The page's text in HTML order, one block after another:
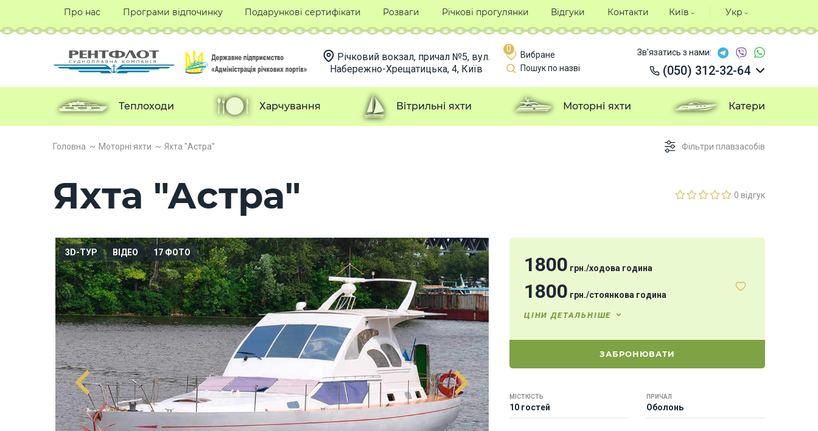
Головна Моторні яхти Яхта "Астра" Фільтри плавзасобів
0 відгук
Яхта "Астра"
3D-ТУР ВІДЕО 17 ФОТО
1800 грн./ходова година
1800 грн./стоянкова година
ЦІНИ ДЕТАЛЬНІШЕ
ЗАБРОНЮВАТИ
МІСТКІСТЬ
10 гостей
ПРИЧАЛ
Оболонь
Про нас Програми відпочинку Подарункові сертифікати Розваги Річкові прогулянки Відгуки Контакти Київ Укр
Річковий вокзал, причал №5, вул.
Набережно-Хрещатицька, 4, Київ
0
Вибране
Пошук по назві
Зв'язатись з нами:
(050) 312-32-64
(050) 312-32-64
(050) 312-32-64
(050) 312-32-64
Теплоходи Харчування Вітрильні яхти Моторні яхти Катери